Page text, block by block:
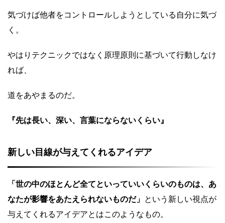
気づけば他者をコントロールしようとしている自分に気づ
く。
やはりテクニックではなく原理原則に基づいて行動しなけ
れば、
道をあやまるのだ。
『先は長い、深い、言葉にならないくらい』
新しい目線が与えてくれるアイデア
「世の中のほとんど全てといっていいくらいのものは、あ
なたが影響をあたえられないものだ」 という新しい視点が
与えてくれるアイデアとはこのようなもの。